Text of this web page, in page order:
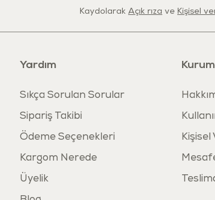
Kaydolarak Açık rıza ve Kişisel
Yardım
Sıkça Sorulan Sorular
Sipariş Takibi
Ödeme Seçenekleri
Kargom Nerede
Üyelik
Kişisel